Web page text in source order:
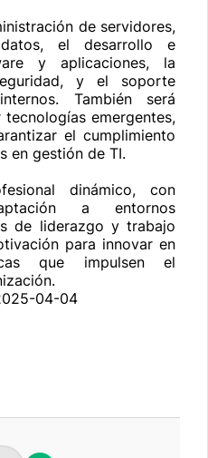
de servidores,
el desarrollo e
y aplicaciones, la
y el soporte
También será
emergentes,
el cumplimiento
en gestión de TI.
dinámico, con
a entornos
de liderazgo y trabajo
para innovar en
que impulsen el
04-04